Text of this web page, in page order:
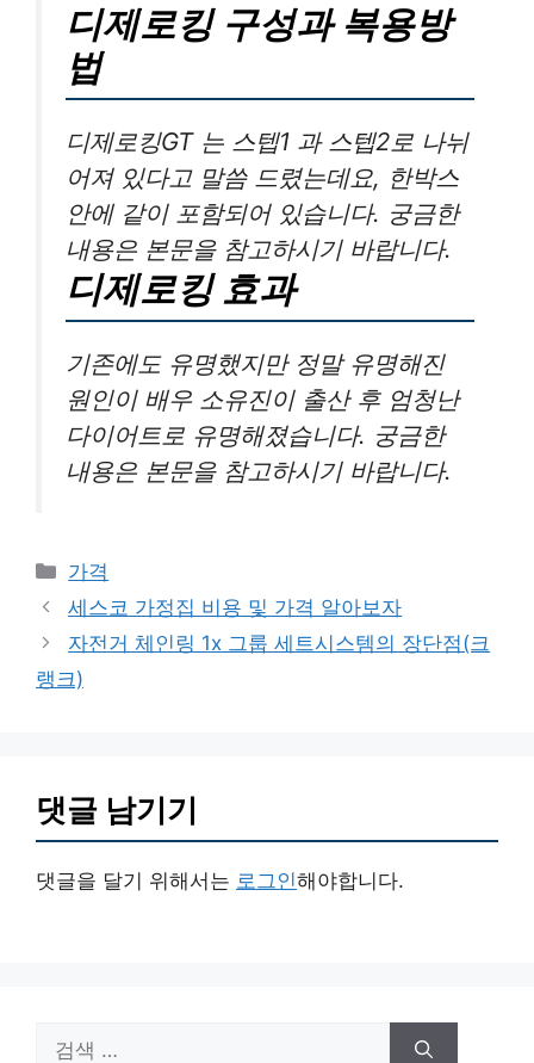
디제로킹 구성과 복용방
법
디제로킹GT 는 스텝1 과 스텝2로 나뉘
어져 있다고 말씀 드렸는데요, 한박스
안에 같이 포함되어 있습니다. 궁금한
내용은 본문을 참고하시기 바랍니다.
디제로킹 효과
기존에도 유명했지만 정말 유명해진
원인이 배우 소유진이 출산 후 엄청난
다이어트로 유명해졌습니다. 궁금한
내용은 본문을 참고하시기 바랍니다.
카
테
리
가격
세스코 가정집 비용 및 가격 알아보자
자전거 체인링 1x 그룹 세트시스템의 장단점(크
랭크)
댓글 남기기
댓글을 달기 위해서는 로그인해야합니다.